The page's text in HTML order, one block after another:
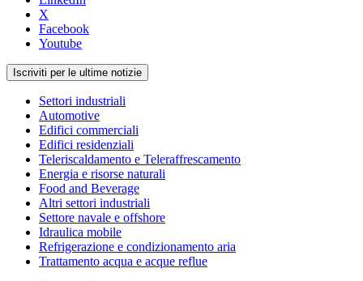
X
Facebook
Youtube
Iscriviti per le ultime notizie
Settori industriali
Automotive
Edifici commerciali
Edifici residenziali
Teleriscaldamento e Teleraffrescamento
Energia e risorse naturali
Food and Beverage
Altri settori industriali
Settore navale e offshore
Idraulica mobile
Refrigerazione e condizionamento aria
Trattamento acqua e acque reflue